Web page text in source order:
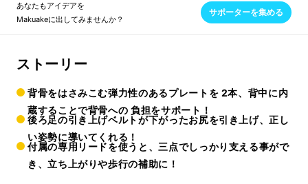
あなたもアイデアを
Makuakeに出してみませんか？
サポーターを集める
ストーリー
背骨をはさみこむ弾力性のあるプレートを 2本、背中に内
蔵することで背骨への 負担をサポート！
後ろ足の引き上げベルトが下がったお尻を引き上げ、正し
い姿勢に導いてくれる！
付属の専用リードを使うと、三点でしっかり支える事がで
き、立ち上がりや歩行の補助に！